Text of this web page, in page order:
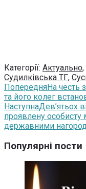
Категорії: Актуально,
Судилківська ТГ,
ПопередняНа честь
та його колег
НаступнаДев’ятьох
проявлену особисту
державними
Популярні пости